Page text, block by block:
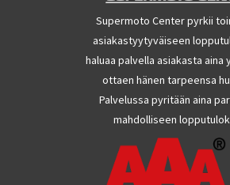
Supermoto Center pyrkii
asiakastyytyväiseen
haluaa palvella asiakasta aina
ottaen hänen tarpeensa
Palvelussa pyritään aina
mahdolliseen